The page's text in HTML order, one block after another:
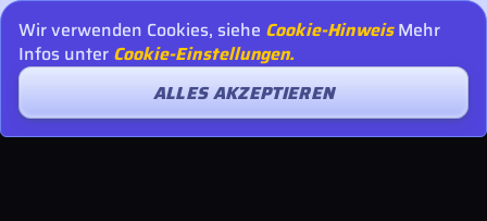
Wir verwenden Cookies, siehe Cookie-HinweisMehr
Infos unter Cookie-Einstellungen.
ALLES AKZEPTIEREN